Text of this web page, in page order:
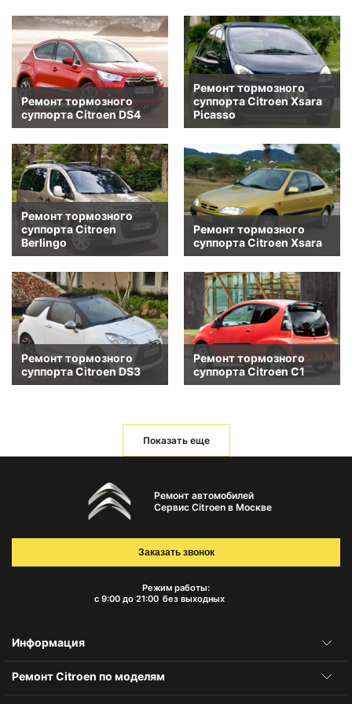
Ремонт тормозного
суппорта Citroen DS4
Ремонт тормозного
суппорта Citroen Xsara
Picasso
Ремонт тормозного
суппорта Citroen
Berlingo
Ремонт тормозного
суппорта Citroen Xsara
Ремонт тормозного
суппорта Citroen DS3
Ремонт тормозного
суппорта Citroen C1
Показать еще
Ремонт автомобилей
Сервис Citroen в Москве
Режим работы:
с 9:00 до 21:00 без выходных
Заказать звонок
Информация
Ремонт Citroen по моделям